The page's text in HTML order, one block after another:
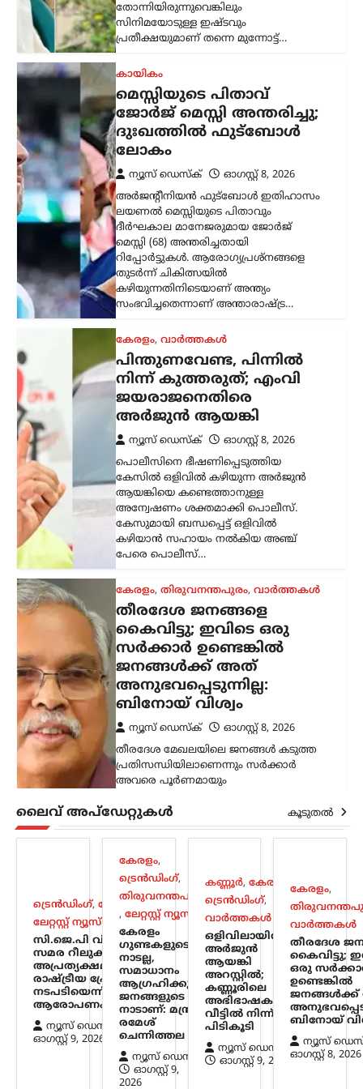
തോന്നിയിരുന്നുവെങ്കിലും
സിനിമയോടുള്ള ഇഷ്ടവും
പ്രതീക്ഷയുമാണ് തന്നെ മുന്നോട്ട്…
കായികം
മെസ്സിയുടെ പിതാവ്
ജോർജ് മെസ്സി അന്തരിച്ചു;
ദുഃഖത്തിൽ ഫുട്ബോൾ
ലോകം
ന്യൂസ് ഡെസ്ക്
ഓഗസ്റ്റ്‌ 8, 2026
അർജന്റീനിയൻ ഫുട്ബോൾ ഇതിഹാസം
ലയണൽ മെസ്സിയുടെ പിതാവും
ദീർഘകാല മാനേജരുമായ ജോർജ്
മെസ്സി (68) അന്തരിച്ചതായി
റിപ്പോർട്ടുകൾ. ആരോഗ്യപ്രശ്നങ്ങളെ
തുടർന്ന് ചികിത്സയിൽ
കഴിയുന്നതിനിടെയാണ് അന്ത്യം
സംഭവിച്ചതെന്നാണ് അന്താരാഷ്ട്ര…
കേരളം, വാർത്തകൾ
പിന്തുണവേണ്ട, പിന്നില്‍
നിന്ന് കുത്തരുത്; എംവി
ജയരാജനെതിരെ
അര്‍ജുന്‍ ആയങ്കി
ന്യൂസ് ഡെസ്ക്
ഓഗസ്റ്റ്‌ 8, 2026
പൊലീസിനെ ഭീഷണിപ്പെടുത്തിയ
കേസിൽ ഒളിവിൽ കഴിയുന്ന അർജുൻ
ആയങ്കിയെ കണ്ടെത്താനുള്ള
അന്വേഷണം ശക്തമാക്കി പൊലീസ്.
കേസുമായി ബന്ധപ്പെട്ട് ഒളിവിൽ
കഴിയാൻ സഹായം നൽകിയ അഞ്ച്
പേരെ പൊലീസ്…
കേരളം, തിരുവനന്തപുരം, വാർത്തകൾ
തീരദേശ ജനങ്ങളെ
കൈവിട്ടു; ഇവിടെ ഒരു
സര്‍ക്കാര്‍ ഉണ്ടെങ്കില്‍
ജനങ്ങള്‍ക്ക് അത്
അനുഭവപ്പെടുന്നില്ല:
ബിനോയ് വിശ്വം
ന്യൂസ് ഡെസ്ക്
ഓഗസ്റ്റ്‌ 8, 2026
തീരദേശ മേഖലയിലെ ജനങ്ങൾ കടുത്ത
പ്രതിസന്ധിയിലാണെന്നും സർക്കാർ
അവരെ പൂർണമായും
സംസ്ഥാന സെക്രട്ടറി ബിനോയ് വിശ്വം
ആരോപിച്ചു. നൂറ് കണക്കിന്
കുടുംബങ്ങള്‍ ആശങ്കയിലാണ്.
ഇതൊക്കെ…
സിനിമ
സിനിമ വിടണമെന്ന്
പലപ്പോഴും
തോന്നിയിട്ടുണ്ട്;
പ്രതീക്ഷയാണ് മുന്നോട്ട്
നയിക്കുന്നത്: ഗായത്രി
സുരേഷ്
ന്യൂസ് ഡെസ്ക്
ഓഗസ്റ്റ്‌ 8, 2026
സിനിമയിലെത്തിയ കാലം മുതൽ
ട്രോളുകളും സൈബർ ആക്രമണങ്ങളും
നേരിട്ട നടിയാണ് ഗായത്രി സുരേഷ്. പല
ലൈവ് അപ്‌ഡേറ്റുകൾ കൂടുതൽ
ട്രെൻഡിംഗ്, ദേശീയം,
ലേറ്റസ്റ്റ് ന്യൂസ്
സി.ജെ.പി വിദ്യാർഥി
സമര റീലുകൾ
അപ്രത്യക്ഷമാകുന്നു;
രാഷ്ട്രീയ പ്രേരിത
നടപടിയെന്ന്
ആരോപണം
ന്യൂസ് ഡെസ്ക്
ഓഗസ്റ്റ്‌ 9, 2026
കേരളം,
ട്രെൻഡിംഗ്,
തിരുവനന്തപുരം
, ലേറ്റസ്റ്റ് ന്യൂസ്
കേരളം
ഗുണ്ടകളുടെ
നാടല്ല,
സമാധാനം
ആഗ്രഹിക്കുന്ന
ജനങ്ങളുടെ
നാടാണ്: മന്ത്രി
രമേശ്
ചെന്നിത്തല
ന്യൂസ് ഡെസ്ക്
ഓഗസ്റ്റ്‌ 9,
2026
കണ്ണൂർ, കേരളം
ട്രെൻഡിംഗ്,
വാർത്തകൾ
ഒളിവിലായിരുന്ന
അർജുന്‍
ആയങ്കി
അറസ്റ്റിൽ;
കണ്ണൂരിലെ
അഭിഭാഷകയുടെ
വീട്ടിൽ നിന്ന്
പിടികൂടി
ന്യൂസ് ഡെസ്ക്
ഓഗസ്റ്റ്‌ 9, 2026
കേരളം,
വാർത്തകൾ
തീരദേശ
കൈവിട്ടു;
ഒരു
ഉണ്ടെങ്കില്‍
ബിനോയ്
ന്യൂസ്
ഓഗസ്റ്റ്‌ 8, 2026